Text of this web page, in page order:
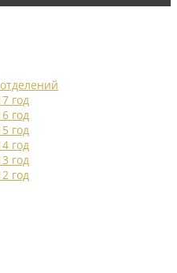
год
год
год
год
год
год